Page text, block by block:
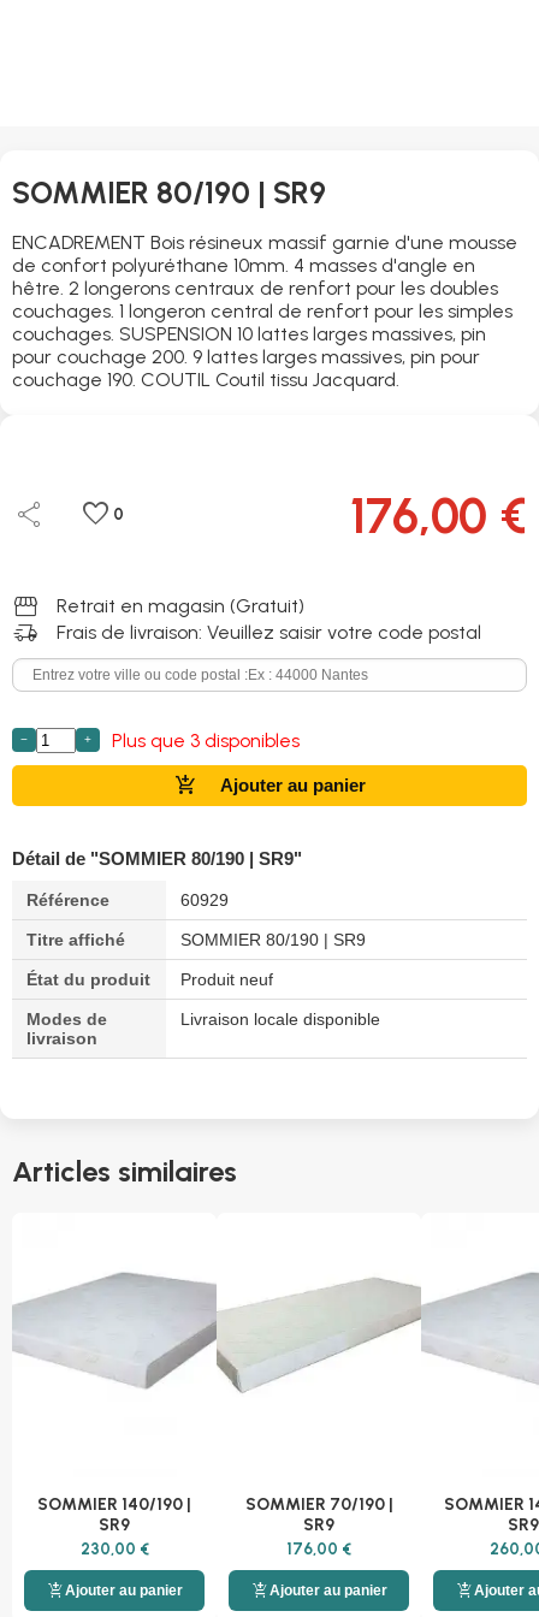
SOMMIER 80/190 | SR9
ENCADREMENT Bois résineux massif garnie d'une mousse
de confort polyuréthane 10mm. 4 masses d'angle en
hêtre. 2 longerons centraux de renfort pour les doubles
couchages. 1 longeron central de renfort pour les simples
couchages. SUSPENSION 10 lattes larges massives, pin
pour couchage 200. 9 lattes larges massives, pin pour
couchage 190. COUTIL Coutil tissu Jacquard.
share favorite 0 176,00 €
storefront Retrait en magasin (Gratuit)
delivery_truck_speed Frais de livraison: Veuillez saisir votre code postal
− + Plus que 3 disponibles
add_shopping_cart Ajouter au panier
Détail de "SOMMIER 80/190 | SR9"
Référence 60929
Titre affiché SOMMIER 80/190 | SR9
État du produit Produit neuf
Modes de
livraison
Livraison locale disponible
Articles similaires
SOMMIER 140/190 |
SR9
230,00 €
add_shopping_cartAjouter au panier
SOMMIER 70/190 |
SR9
176,00 €
add_shopping_cartAjouter au panier
SOMMIER
SR9
add_shopping_cartAjouter